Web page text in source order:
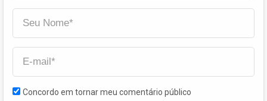
Concordo em tornar meu comentário público